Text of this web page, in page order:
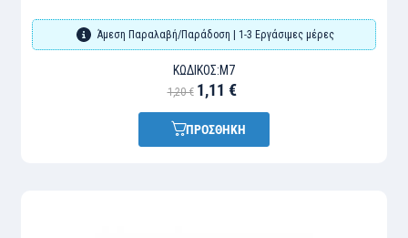
Άμεση Παραλαβή/Παράδοση | 1-3 Εργάσιμες μέρες
ΚΩΔΙΚΌΣ:M7
1,20 € 1,11 €
ΠΡΟΣΘΗΚΗ